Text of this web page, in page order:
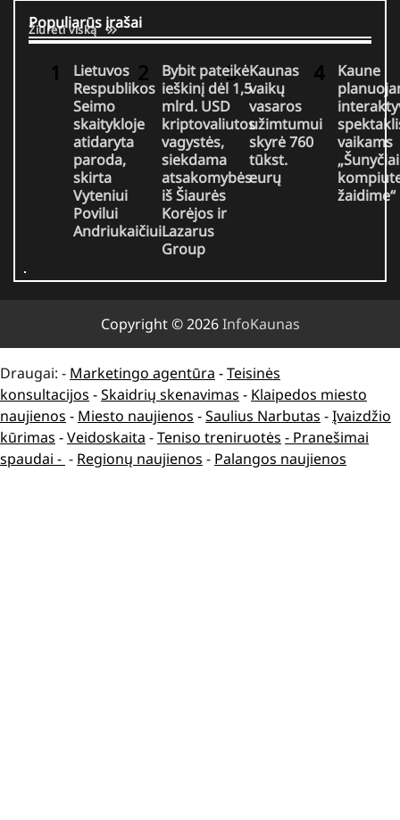
Populiarūs įrašai
Žiūrėti viską
Lietuvos
Respublikos
Seimo
skaitykloje
atidaryta
paroda,
skirta
Vyteniui
Povilui
Andriukaičiui
Bybit pateikė
ieškinį dėl 1,5
mlrd. USD
kriptovaliutos
vagystės,
siekdama
atsakomybės
iš Šiaurės
Korėjos ir
Lazarus
Group
Kaunas
vaikų
vasaros
užimtumui
skyrė 760
tūkst.
eurų
Kaune
vaikams
„Šunyčiai
žaidime“
Copyright © 2026InfoKaunas
Draugai: - Marketingo agentūra -Teisinės
konsultacijos -Skaidrių skenavimas - Klaipedos miesto
naujienos - Miesto naujienos -Saulius Narbutas -Įvaizdžio
kūrimas -Veidoskaita -Teniso treniruotės - Pranešimai
spaudai - - Regionų naujienos - Palangos naujienos